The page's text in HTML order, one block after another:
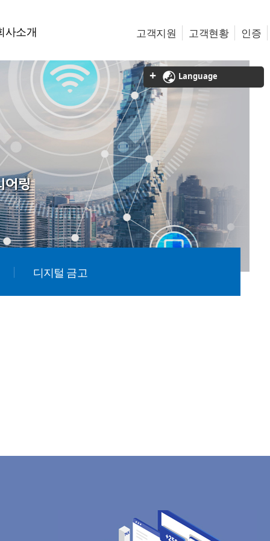
Language
사소개 고객지원 고객현황 인증
어링
디지털 금고